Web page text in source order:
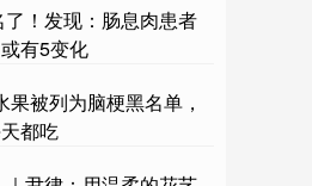
！发现：肠息肉患者
有5变化
被列为脑梗黑名单，
都吃